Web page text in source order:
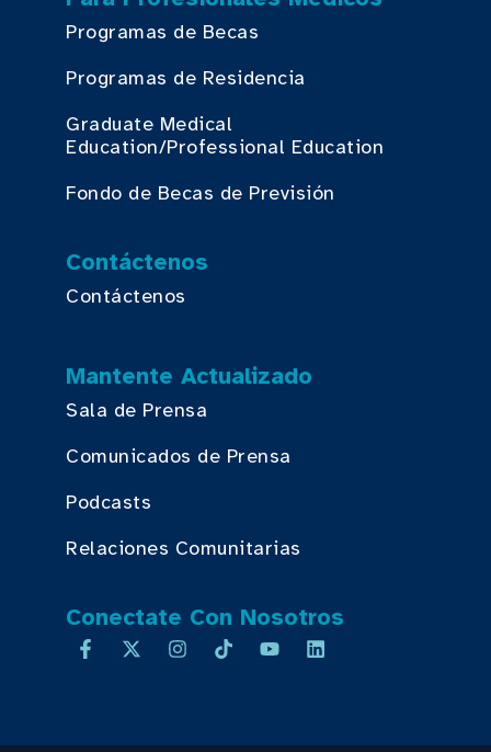
Programas de Becas
Programas de Residencia
Graduate Medical
Education/Professional Education
Fondo de Becas de Previsión
Contáctenos
Contáctenos
Mantente Actualizado
Sala de Prensa
Comunicados de Prensa
Podcasts
Relaciones Comunitarias
Conectate Con Nosotros